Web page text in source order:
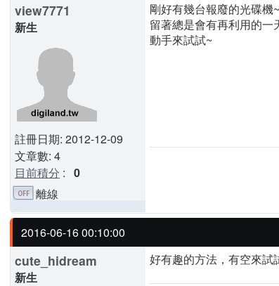
view7771
新生
註冊日期: 2012-12-09
文章數: 4
目前積分 : 0
剛好有幾台報廢的光碟機~
留著總是會有再利用的一
動手來試試~
離線
2016-06-16 00:10:00
cute_hidream
新生
好有趣的方法，有空來試